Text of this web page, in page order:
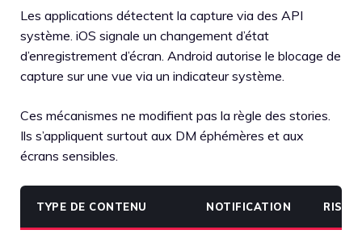
Les applications détectent la capture via des API
système. iOS signale un changement d’état
d’enregistrement d’écran. Android autorise le blocage de
capture sur une vue via un indicateur système.
Ces mécanismes ne modifient pas la règle des stories.
Ils s’appliquent surtout aux DM éphémères et aux
écrans sensibles.
TYPE DE CONTENU NOTIFICATION